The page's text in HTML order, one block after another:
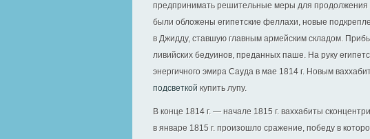
предпринимать решительные меры для
были обложены египетские феллахи, новые
в Джидду, ставшую главным армейским складом.
ливийских бедуинов, преданных паше. На руку
энергичного эмира Сауда в мае 1814 г. Новым
подсветкой купить лупу.
В конце 1814 г. — начале 1815 г. ваххабиты
в январе 1815 г. произошло сражение, победу в